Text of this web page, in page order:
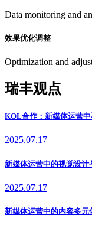
Data monitoring and
效果优化调整
Optimization and
瑞丰观点
KOL合作：新媒体运营
2025.07.17
新媒体运营中的视觉设
2025.07.17
新媒体运营中的内容多